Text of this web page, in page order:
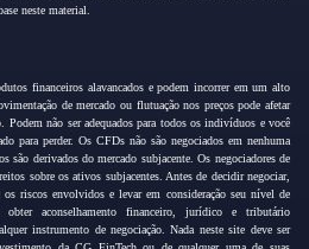
neste material.
financeiros alavancados e podem incorrer em um alto
de mercado ou flutuação nos preços pode afetar
não ser adequados para todos os indivíduos e você
para perder. Os CFDs não são negociados em nenhuma
são derivados do mercado subjacente. Os negociadores de
sobre os ativos subjacentes. Antes de decidir negociar,
os riscos envolvidos e levar em consideração seu nível de
obter aconselhamento financeiro, jurídico e tributário
instrumento de negociação. Nada neste site deve ser